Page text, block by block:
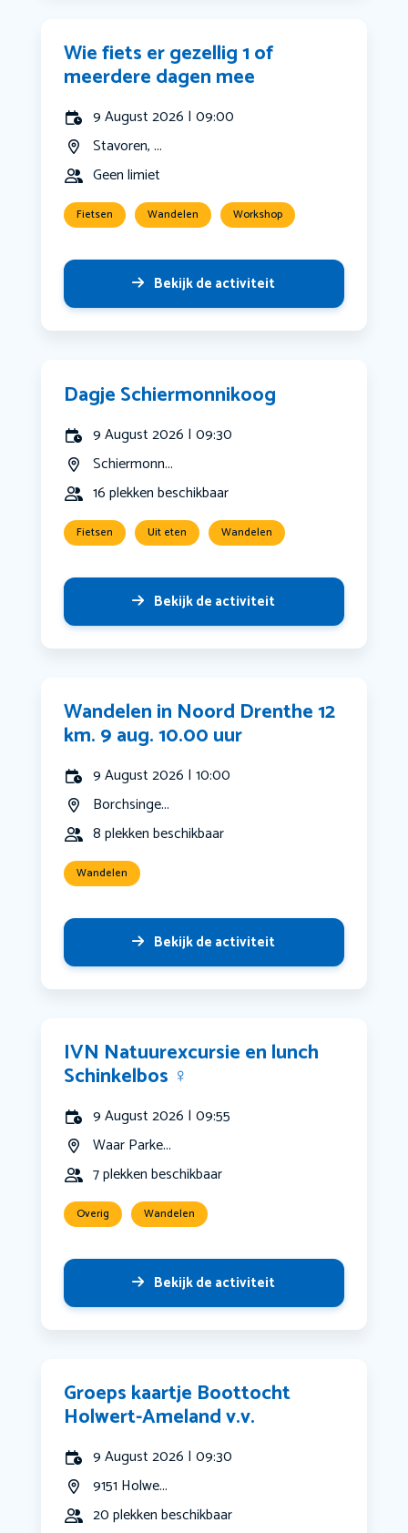
Wie fiets er gezellig 1 of
meerdere dagen mee
9 August 2026 | 09:00
Stavoren, ...
Geen limiet
Fietsen Wandelen Workshop
Bekijk de activiteit
Dagje Schiermonnikoog
9 August 2026 | 09:30
Schiermonn...
16 plekken beschikbaar
Fietsen Uit eten Wandelen
Bekijk de activiteit
Wandelen in Noord Drenthe 12
km. 9 aug. 10.00 uur
9 August 2026 | 10:00
Borchsinge...
8 plekken beschikbaar
Wandelen
Bekijk de activiteit
IVN Natuurexcursie en lunch
Schinkelbos ‍♀️
9 August 2026 | 09:55
Waar Parke...
7 plekken beschikbaar
Overig Wandelen
Bekijk de activiteit
Groeps kaartje Boottocht
Holwert-Ameland v.v.
9 August 2026 | 09:30
9151 Holwe...
20 plekken beschikbaar